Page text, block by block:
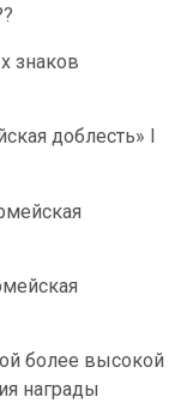
знаков
доблесть» I
более высокой
награды